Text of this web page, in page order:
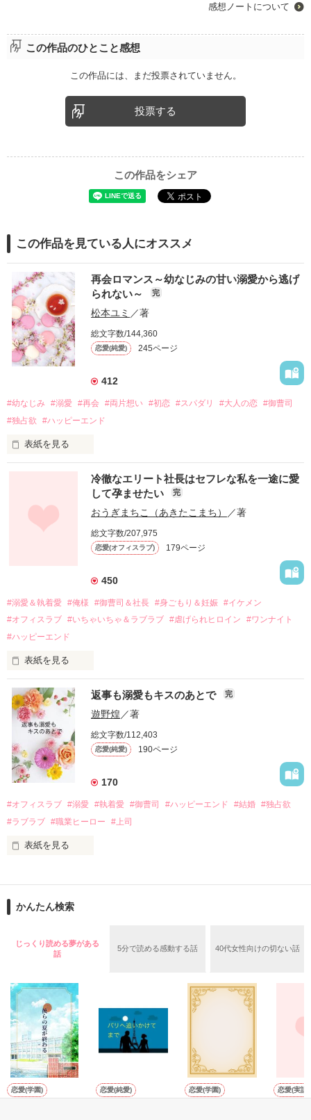
感想ノートについて
この作品のひとこと感想
この作品には、まだ投票されていません。
投票する
この作品をシェア
この作品を見ている人にオススメ
再会ロマンス～幼なじみの甘い溺愛から逃げ
られない～
完
松本ユミ ／著
総文字数/144,360
恋愛(純愛) 245ページ
412
#幼なじみ #溺愛 #再会 #両片想い #初恋 #スパダリ #大人の恋 #御曹司
#独占欲
#ハッピーエンド
表紙を見る
幼なじみの哲平に淡い恋心を抱いていた美桜。
しかし、ある出来事をきっかけに二人の関係は壊れてしまう。
関係修復もできないまま、美桜は両親の離婚によって
引っ越すことになり、哲平とも離れ離れになった。
それから約十二年後。
過去の傷から、二度と会いたくないと思っていた哲平に
運命のような再会を果たす。
酔った勢いで一夜を共にしてしまった。
さらに、美桜が初めてだと知った哲平は
『責任をとる、結婚しよう』と真っ直ぐに告げてきた。
戸惑う美桜とは裏腹に、好きという気持ちを隠すことなく
甘やかしてくる。
そんなある日、哲平は美桜がストーカー被害に
遭っていることを知る。
美桜を守るため、哲平は同居を提案してきて――。
夏木美桜(なつきみお)
鳴海哲平 (なるみてっぺい)
2026.6.5～2026.7.25
＊以前、公開していた話の改稿版です＊
作品を読む
冷徹なエリート社長はセフレな私を一途に愛
して孕ませたい
完
おうぎまちこ（あきたこまち） ／著
総文字数/207,975
恋愛(オフィスラブ) 179ページ
450
#溺愛＆執着愛 #俺様 #御曹司＆社長 #身ごもり＆妊娠 #イケメン
#オフィスラブ #いちゃいちゃ＆ラブラブ #虐げられヒロイン
#ワンナイト
#ハッピーエンド
表紙を見る
おかしな噂を流されて前の職場でうまくいかなかった梅田美
桜は、海外で傷心旅行をしていたところ、日本人美青年と出会
い、酒の勢いもあり一夜限りの関係となる。
帰国後、美桜は新しい職場でワンナイトした美青年と再会。
なんと彼の正体は、とある財閥御曹司にも関わらず、一族を離
れて起業した新進気鋭の実業家、社内でも冷徹だと評判な社長
――御影恭司その人だったのだ――！
なぜか恭司から飼い猫の世話係を命じられた美桜は、猫の世
の関係となってしまい――？
返事も溺愛もキスのあとで 完
遊野煌／著
総文字数/112,403
恋愛(純愛) 190ページ
170
#オフィスラブ #溺愛 #執着愛 #御曹司 #ハッピーエンド #結婚 #独占欲
#ラブラブ #職業ヒーロー #上司
表紙を見る
ションの企画戦略室で働いている。
めた、同期で恋人の石垣守（26）がいるのだが、後輩の姫原由
守と由羅から『便利屋雛子』と馬鹿にされ、一人こっそり泣い
た上、同居まで提案してきて──？
鷹哉『宜しくな、俺の雛子』🦅
雛子『俺の……ひぃ、雛子？！！！』🐥
シゴデキで冷徹な上司が見せる素顔は、なぜか想像以上に甘く
て……🐥💓🦅
かんたん検索
じっくり読める夢がある
話
5分で読める感動する話 40代女性向けの切ない話
恋愛(学園) 恋愛(純愛) 恋愛(学園) 恋愛(実話)